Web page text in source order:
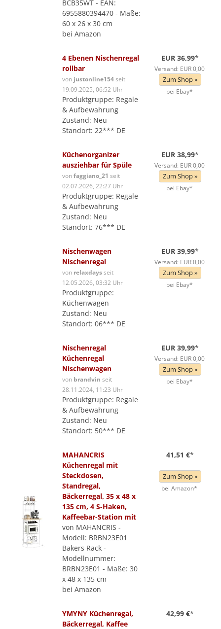
BCB35WT - EAN:
6955880394470 - Maße:
60 x 26 x 30 cm
bei Amazon
4 Ebenen Nischenregal
rollbar
von justonline154seit
19.09.2025, 06:52 Uhr
Produktgruppe: Regale
& Aufbewahrung
Zustand: Neu
Standort: 22*** DE
EUR 36,99*
Versand: EUR 0,00
Zum Shop »
bei Ebay*
Küchenorganizer
ausziehbar für Spüle
vonfaggiano_21 seit
02.07.2026, 22:27 Uhr
Produktgruppe: Regale
& Aufbewahrung
Zustand: Neu
Standort: 76*** DE
EUR 38,99*
Versand: EUR 0,00
Zum Shop »
bei Ebay*
Nischenwagen
Nischenregal
von relaxdaysseit
12.05.2026, 03:32 Uhr
Produktgruppe:
Küchenwagen
Zustand: Neu
Standort: 06*** DE
EUR 39,99*
Versand: EUR 0,00
Zum Shop »
bei Ebay*
Nischenregal
Küchenregal
Nischenwagen
von brandvin seit
28.11.2024, 11:23 Uhr
Produktgruppe: Regale
& Aufbewahrung
Zustand: Neu
Standort: 50*** DE
EUR 39,99*
Versand: EUR 0,00
Zum Shop »
bei Ebay*
MAHANCRIS
Küchenregal mit
Steckdosen,
Standregal,
Bäckerregal, 35 x 48 x
135 cm, 4 S-Haken,
Kaffeebar-Station mit
von MAHANCRIS -
Modell: BRBN23E01
Bakers Rack -
Modellnummer:
BRBN23E01 - Maße: 30
x 48 x 135 cm
bei Amazon
41,51 €*
Zum Shop »
bei Amazon*
YMYNY Küchenregal,
Bäckerregal, Kaffee
42,99 €*